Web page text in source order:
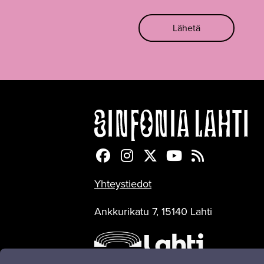
Lähetä
Sinfonia Lahti Facebookissa
Sinfonia Lahti
Sinfonia Lahti
Sinfonia Lahti
Sinfonia
Yhteystiedot
Ankkurikatu 7, 15140 Lahti